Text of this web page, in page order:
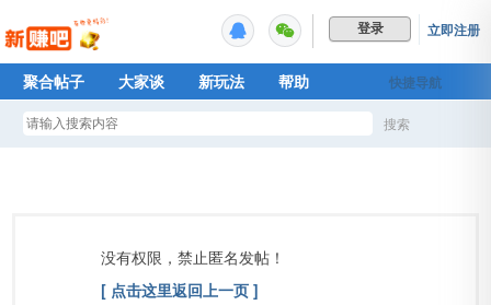
登录 立即注册
快捷导航
聚合帖子 大家谈 新玩法
帮助
Plus权益
搜索
没有权限，禁止匿名发帖！
[ 点击这里返回上一页 ]